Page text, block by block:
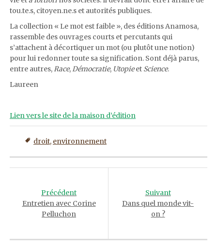
tou.te.s, citoyen.ne.s et autorités publiques.
La collection « Le mot est faible », des éditions Anamosa,
rassemble des ouvrages courts et percutants qui
s’attachent à décortiquer un mot (ou plutôt une notion)
pour lui redonner toute sa signification. Sont déjà parus,
entre autres,Race,Démocratie, Utopieet Science.
Laureen
Lien vers le site de la maison d’édition
droit, environnement
navigationPrécédent
Entretien avec Corine
Pelluchon
Suivant
Dans quel monde vit-
on ?